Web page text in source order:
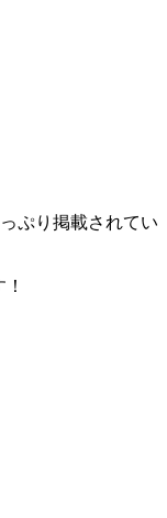
ぷり掲載されてい